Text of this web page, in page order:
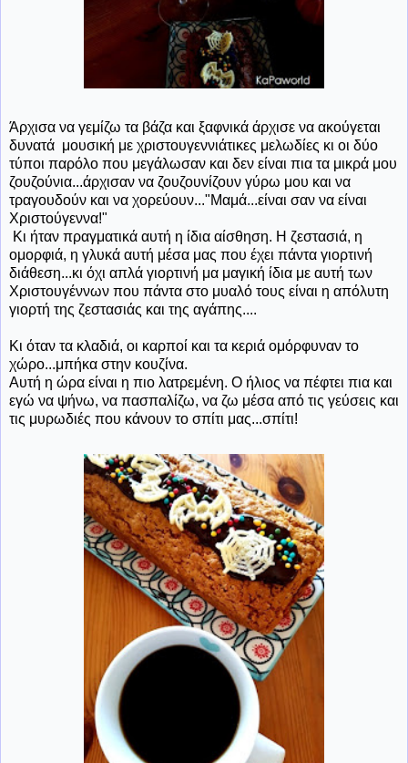
Άρχισα να γεμίζω τα βάζα και ξαφνικά άρχισε να ακούγεται
δυνατά μουσική με χριστουγεννιάτικες μελωδίες κι οι δύο
τύποι παρόλο που μεγάλωσαν και δεν είναι πια τα μικρά μου
ζουζούνια...άρχισαν να ζουζουνίζουν γύρω μου και να
τραγουδούν και να χορεύουν..."Μαμά...είναι σαν να είναι
Χριστούγεννα!"
Κι ήταν πραγματικά αυτή η ίδια αίσθηση. Η ζεστασιά, η
ομορφιά, η γλυκά αυτή μέσα μας που έχει πάντα γιορτινή
διάθεση...κι όχι απλά γιορτινή μα μαγική ίδια με αυτή των
Χριστουγέννων που πάντα στο μυαλό τους είναι η απόλυτη
γιορτή της ζεστασιάς και της αγάπης....
Κι όταν τα κλαδιά, οι καρποί και τα κεριά ομόρφυναν το
χώρο...μπήκα στην κουζίνα.
Αυτή η ώρα είναι η πιο λατρεμένη. Ο ήλιος να πέφτει πια και
εγώ να ψήνω, να πασπαλίζω, να ζω μέσα από τις γεύσεις και
τις μυρωδιές που κάνουν το σπίτι μας...σπίτι!